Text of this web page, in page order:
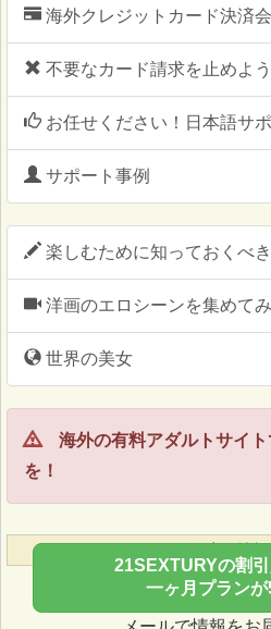
海外クレジットカード決済
不要なカード請求を止めよう
お任せください！日本語サ
サポート事例
楽しむために知っておくべ
洋画のエロシーンを集めて
世界の美女
海外の有料アダルトサイ
を！
色んなサイトが
21SEXTURYの割
一ヶ月プラン